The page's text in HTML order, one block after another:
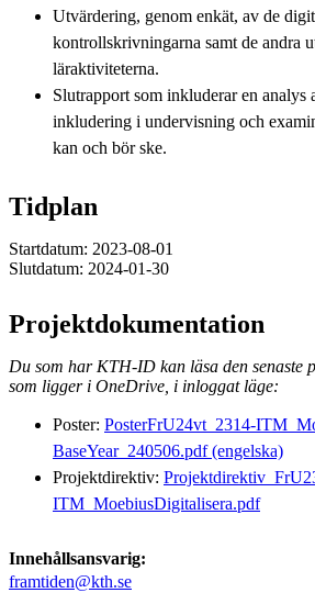
Utvärdering, genom enkät, av de
kontrollskrivningarna samt de andra
läraktiviteterna.
Slutrapport som inkluderar en
inkludering i undervisning och
kan och bör ske.
Tidplan
Startdatum: 2023-08-01
Slutdatum: 2024-01-30
Projektdokumentation
Du som har KTH-ID kan läsa den senaste
som ligger i OneDrive, i inloggat läge:
Poster: PosterFrU24vt_2314-
BaseYear_240506.pdf (engelska)
Projektdirektiv:
ITM_MoebiusDigitalisera.pdf
Innehållsansvarig:
framtiden@kth.se